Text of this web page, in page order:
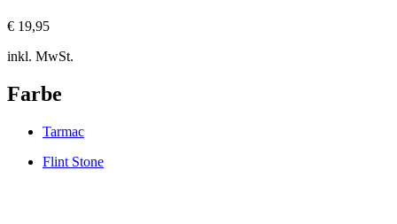
€ 19,95
inkl. MwSt.
Farbe
Tarmac
Flint Stone